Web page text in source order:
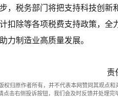
，税务部门将把支持科技创新
扣除等各项税费支持政策，全
力制造业高质量发展。
责
权归原作者所有，并不代表本网赞同其观点和
击右侧投诉按钮，我们会及时反馈并处理完